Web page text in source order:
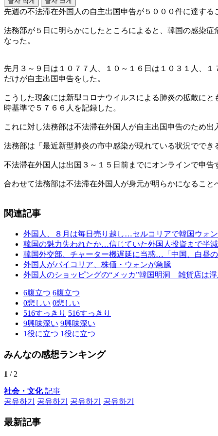
先週の不法滞在外国人の自主出国申告が５０００件に達す
法務部が５日に明らかにしたところによると、韓国の感染
なった。
先月３～９日は１０７７人、１０～１６日は１０３１人、
だけが自主出国申告をした。
こうした現象には新型コロナウイルスによる肺炎の拡散に
時基準で５７６６人を記録した。
これに対し法務部は不法滞在外国人が自主出国申告のため
法務部は「最近新型肺炎の市中感染が現れている状況でで
不法滞在外国人は出国３～１５日前までにオンラインで申
合わせて法務部は不法滞在外国人が身元が明らかになるこ
関連記事
外国人、８月は毎日売り越し…セルコリアで韓国ウォ
韓国の魅力失われたか…信じていた外国人投資まで半減
韓国外交部、チャーター機遅延に当惑…「中国、白昼の
外国人がバイコリア、株価・ウォンが急騰
外国人のショッピングの“メッカ”韓国明洞 雑貨店は
6腹立つ 6腹立つ
0悲しい 0悲しい
516すっきり 516すっきり
9興味深い 9興味深い
1役に立つ 1役に立つ
みんなの感想ランキング
1 / 2
社会・文化記事
공유하기
공유하기 공유하기 공유하기
最新記事